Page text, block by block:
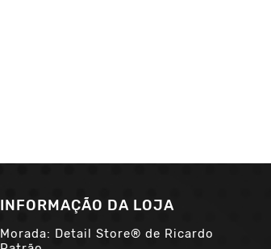
INFORMAÇÃO DA LOJA
Morada: Detail Store® de Ricardo